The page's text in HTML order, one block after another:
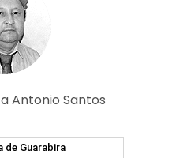
Antonio Santos